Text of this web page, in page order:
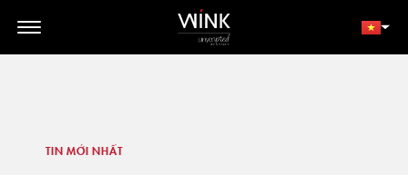
// toolbar-mobile position-fixed bottom-0 left-0 z-30 w-full
d-block d-lg-none
TIN MỚI NHẤT